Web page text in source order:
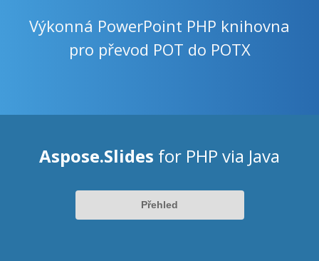
Výkonná PowerPoint PHP knihovna
pro převod POT do POTX
Aspose.Slides for PHP via Java
Přehled